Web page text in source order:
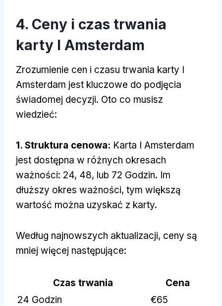
4. Ceny i czas trwania
karty I Amsterdam
Zrozumienie cen i czasu trwania karty I
Amsterdam jest kluczowe do podjęcia
świadomej decyzji. Oto co musisz
wiedzieć:
1. Struktura cenowa: Karta I Amsterdam
jest dostępna w różnych okresach
ważności: 24, 48, lub 72 Godzin. Im
dłuższy okres ważności, tym większą
wartość można uzyskać z karty.
Według najnowszych aktualizacji, ceny są
mniej więcej następujące:
Czas trwania
Cena
24 Godzin
€65